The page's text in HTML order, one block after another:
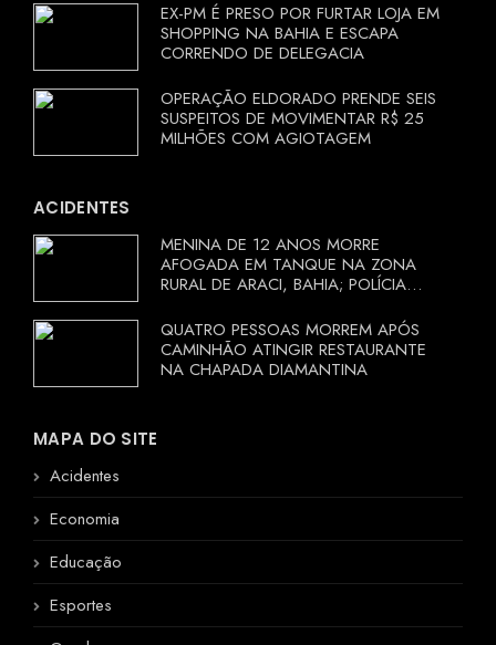
EX-PM É PRESO POR FURTAR LOJA EM
SHOPPING NA BAHIA E ESCAPA
CORRENDO DE DELEGACIA
OPERAÇÃO ELDORADO PRENDE SEIS
SUSPEITOS DE MOVIMENTAR R$ 25
MILHÕES COM AGIOTAGEM
ACIDENTES
MENINA DE 12 ANOS MORRE
AFOGADA EM TANQUE NA ZONA
RURAL DE ARACI, BAHIA; POLÍCIA
QUATRO PESSOAS MORREM APÓS
CAMINHÃO ATINGIR RESTAURANTE
NA CHAPADA DIAMANTINA
MAPA DO SITE
Acidentes
Economia
Educação
Esportes